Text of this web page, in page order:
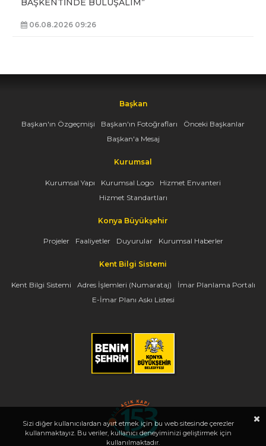
BAŞKENTİNDE BULUŞALIM”
06.08.2026 09:26
Başkan
Başkan'ın Özgeçmişi Başkan'ın Fotoğrafları
Önceki Başkanlar
Başkan'a Mesaj
Kurumsal
Kurumsal Yapı Kurumsal Logo
Hizmet Envanteri
Hizmet Standartları
Konya Büyükşehir
Projeler Faaliyetler Duyurular Kurumsal Haberler
Kent Bilgi Sistemi
Kent Bilgi Sistemi Adres İşlemleri (Numarataj)
İmar Planlama Portalı
E-İmar Planı Askı Listesi
Sizi diğer kullanıcılardan ayırt etmek için bu web sitesinde çerezler
kullanmaktayız. Bu veriler, kullanıcı deneyiminizi geliştirmek için
kullanılmaktadır.